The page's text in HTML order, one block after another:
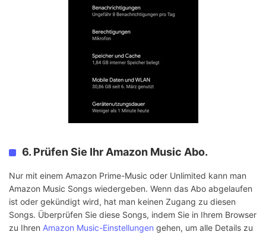
6. Prüfen Sie Ihr Amazon Music Abo.
Nur mit einem Amazon Prime-Music oder Unlimited kann man
Amazon Music Songs wiedergeben. Wenn das Abo abgelaufen
ist oder gekündigt wird, hat man keinen Zugang zu diesen
Songs. Überprüfen Sie diese Songs, indem Sie in Ihrem Browser
zu Ihren Amazon Music-Einstellungen gehen, um alle Details zu